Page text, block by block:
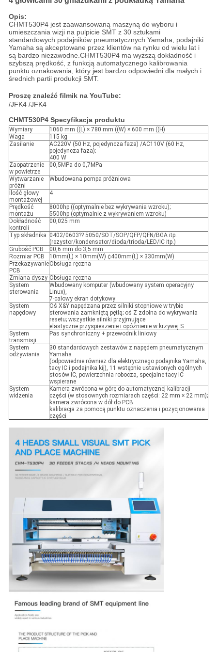
Opis:
CHMT530P4 jest zaawansowaną maszyną do wyboru i
umieszczania wizji na pulpicie SMT z 30 sztukami
standardowych podajników pneumatycznych Yamaha, podajniki
Yamaha są akceptowane przez klientów na rynku od wielu lat i
są bardzo niezawodne.CHMT530P4 ma wyższą dokładność i
szybszą prędkość, z funkcją automatycznego kalibrowania
punktu oznakowania, który jest bardzo odpowiedni dla małych i
średnich partii produkcji SMT.
Proszę znaleźć filmik na YouTube:
/JFK4 /JFK4
CHMT530P4 Specyfikacja produktu
Wymiary
1060 mm ((L) × 780 mm ((W) × 600 mm ((H)
Waga
115 kg
Zasilanie
AC220V (50 Hz, pojedyncza faza) /AC110V (60 Hz,
pojedyncza faza);
400 W
Zaopatrzenie
w powietrze
00,5MPa do 0,7MPa
Wytwarzanie
próżni
Wbudowana pompa próżniowa
Ilość głowy
montażowej
4
Prędkość
montażu
8000hp ((optymalnie bez wykrywania wzroku);
5500hp (optymalnie z wykrywaniem wzroku)
Dokładność
kontroli
00,025 mm
Typ składnika 0402/0603?? 5050/SOT/SOP/QFP/QFN/BGA itp.
(rezystor/kondensator/dioda/trioda/LED/IC itp.)
Grubość PCB
00,6 mm do 3,5 mm
Rozmiar PCB
10mm(L) × 10mm(W) ¢400mm(L) × 330mm(W)
Przekazywanie
PCB
Obsługa ręczna
Zmiana dyszy Obsługa ręczna
System
sterowania
Wbudowany komputer (wbudowany system operacyjny
Linux),
7-calowy ekran dotykowy
System
napędowy
Oś X&Y napędzana przez silniki stopniowe w trybie
sterowania zamkniętą pętlą; oś Z zdolna do wykrywania
resetu; wszystkie silniki przyjmujące
elastyczne przyspieszenie i opóźnienie w krzywej S
System
transmisji
Pas synchroniczny + przewodnik liniowy
System
odżywiania
30 standardowych zestawów z napędem pneumatycznym
Yamaha
(odpowiednie również dla elektrycznego podajnika Yamaha,
tacy IC i podajnika kij), 11 wstępnie ustawionych ogólnych
stosów IC, powierzchnia robocza, specjalne tacy IC
wspierane
System
widzenia
Kamera zwrócona w górę do automatycznej kalibracji
części (w stosownych rozmiarach części: 22 mm × 22 mm);
kamera zwrócona w dół do PCB
kalibracja za pomocą punktu oznaczenia i pozycjonowania
części